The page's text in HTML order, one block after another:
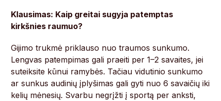
Klausimas: Kaip greitai sugyja patemptas
kirkšnies raumuo?
Gijimo trukmė priklauso nuo traumos sunkumo.
Lengvas patempimas gali praeiti per 1–2 savaites, jei
suteiksite kūnui ramybės. Tačiau vidutinio sunkumo
ar sunkus audinių įplyšimas gali gyti nuo 6 savaičių iki
kelių mėnesių. Svarbu negrįžti į sportą per anksti,